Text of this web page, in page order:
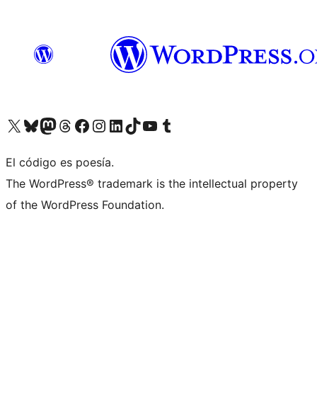
Visit our X (formerly Twitter) account
Visit our Bluesky account
Visita nuestra cuenta de Twitter
Visit our Threads account
Visita nuestra página de Facebook
Visite nuestra cuenta de Instagram
Visit our LinkedIn account
Visit our TikTok account
Visit our YouTube channel
Visit our Tumblr account
El código es poesía.
The WordPress® trademark is the intellectual property
of the WordPress Foundation.